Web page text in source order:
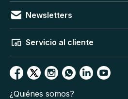
Newsletters
Servicio al cliente
¿Quiénes somos?